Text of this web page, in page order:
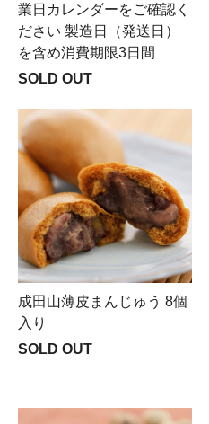
業日カレンダーをご確認く
ださい 製造日（発送日）
を含め消費期限3日間
SOLD OUT
成田山薄皮まんじゅう 8個
入り
SOLD OUT